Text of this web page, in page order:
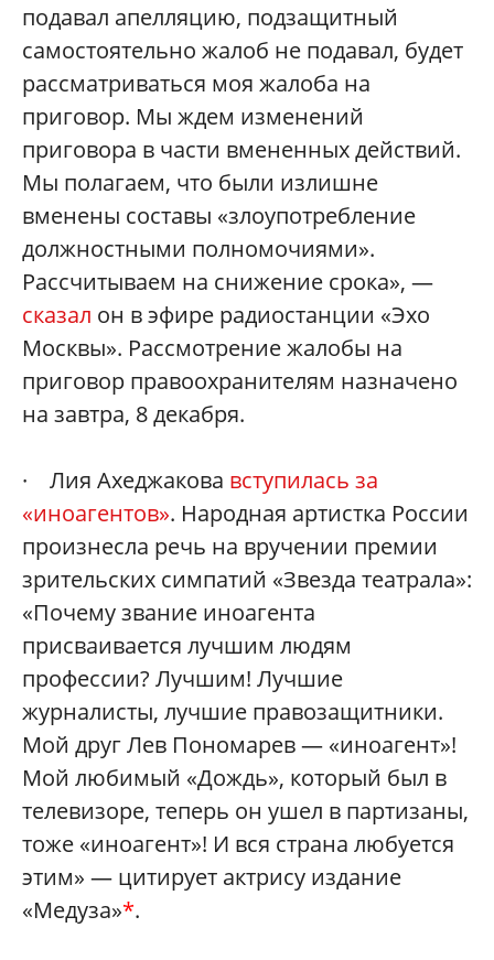
подавал апелляцию, подзащитный
самостоятельно жалоб не подавал, будет
рассматриваться моя жалоба на
приговор. Мы ждем изменений
приговора в части вмененных действий.
Мы полагаем, что были излишне
вменены составы «злоупотребление
должностными полномочиями».
Рассчитываем на снижение срока», —
сказал он в эфире радиостанции «Эхо
Москвы». Рассмотрение жалобы на
приговор правоохранителям назначено
на завтра, 8 декабря.
· Лия Ахеджакова вступилась за
«иноагентов». Народная артистка России
произнесла речь на вручении премии
зрительских симпатий «Звезда театрала»:
«Почему звание иноагента
присваивается лучшим людям
профессии? Лучшим! Лучшие
журналисты, лучшие правозащитники.
Мой друг Лев Пономарев — «иноагент»!
Мой любимый «Дождь», который был в
телевизоре, теперь он ушел в партизаны,
тоже «иноагент»! И вся страна любуется
этим» — цитирует актрису издание
«Медуза»*.